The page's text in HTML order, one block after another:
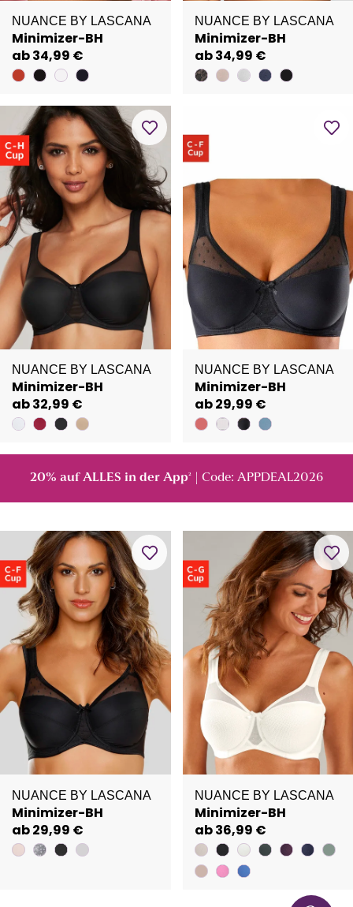
NUANCE BY LASCANA
Minimizer-BH
ab 34,99 €
NUANCE BY LASCANA
Minimizer-BH
ab 34,99 €
NUANCE BY LASCANA
Minimizer-BH
ab 32,99 €
NUANCE BY LASCANA
Minimizer-BH
ab 29,99 €
20% auf ALLES in der App² | Code: APPDEAL2026
NUANCE BY LASCANA
Minimizer-BH
ab 29,99 €
NUANCE BY LASCANA
Minimizer-BH
ab 36,99 €